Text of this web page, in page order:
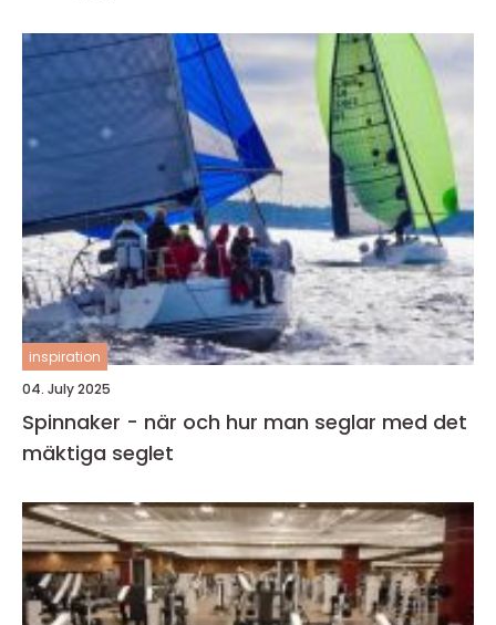
inspiration
04. July 2025
Spinnaker - när och hur man seglar med det
mäktiga seglet